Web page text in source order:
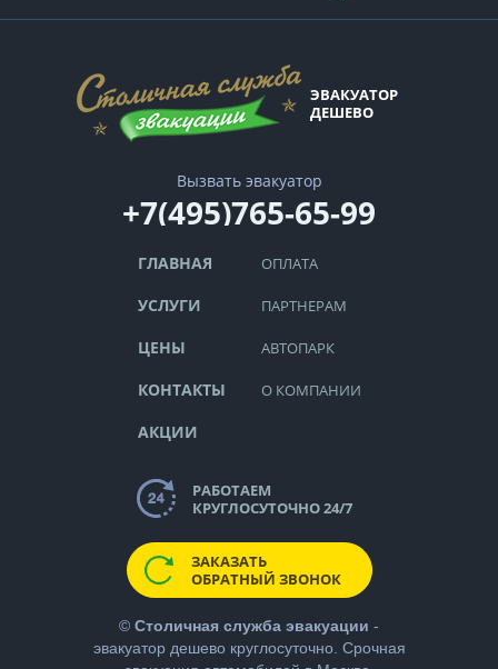
ЭВАКУАТОР
ДЕШЕВО
Вызвать эвакуатор
+7(495)765-65-99
ГЛАВНАЯ
УСЛУГИ
ЦЕНЫ
КОНТАКТЫ
АКЦИИ
ОПЛАТА
ПАРТНЕРАМ
АВТОПАРК
О КОМПАНИИ
РАБОТАЕМ
КРУГЛОСУТОЧНО 24/7
ЗАКАЗАТЬ
ОБРАТНЫЙ ЗВОНОК
© Столичная служба эвакуации -
эвакуатор дешевокруглосуточно. Срочная